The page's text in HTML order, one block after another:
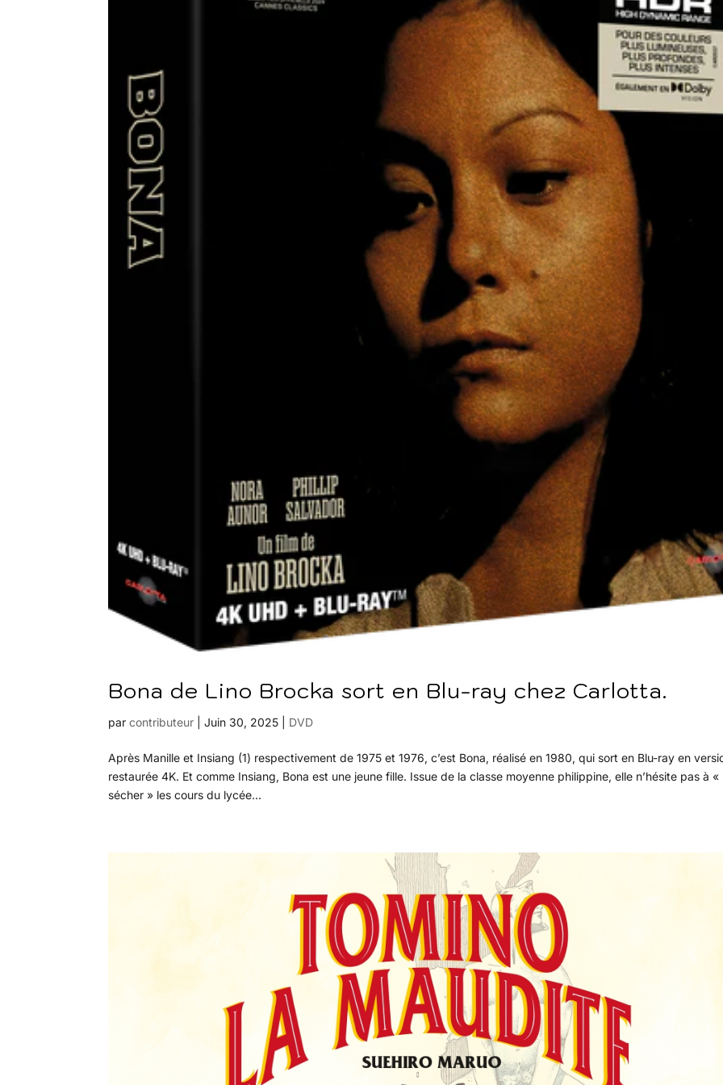
Bona de Lino Brocka sort en Blu-ray chez Carlotta.
parcontributeur |Juin 30, 2025 DVD
Après Manille et Insiang (1) respectivement de 1975 et 1976, c’est Bona, réalisé en 1980, qui sort en Blu-ray en
restaurée 4K. Et comme Insiang, Bona est une jeune fille. Issue de la classe moyenne philippine, elle n’hésite pas à «
sécher » les cours du lycée...